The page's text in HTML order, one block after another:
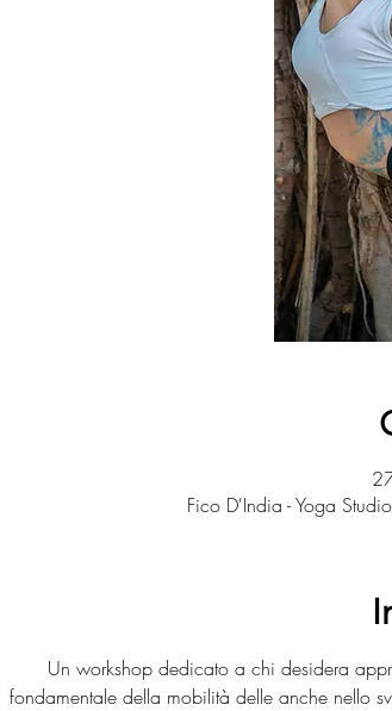
Fico D'India - Yoga
Un workshop dedicato a chi desidera
fondamentale della mobilità delle anche nello